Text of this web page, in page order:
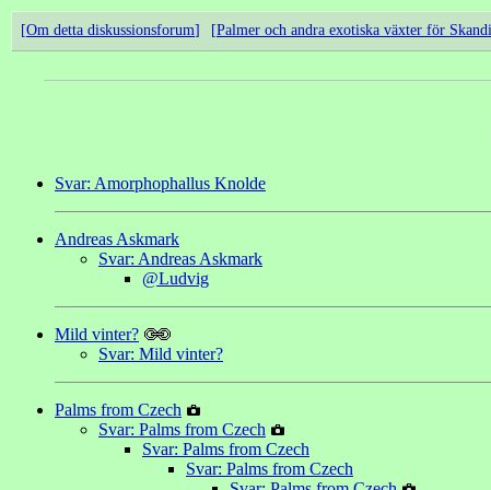
Om detta diskussionsforum Palmer och andra exotiska växter för
Svar: Amorphophallus Knolde
Andreas Askmark
Svar: Andreas Askmark
@Ludvig
Mild vinter?
Svar: Mild vinter?
Palms from Czech
Svar: Palms from Czech
Svar: Palms from Czech
Svar: Palms from Czech